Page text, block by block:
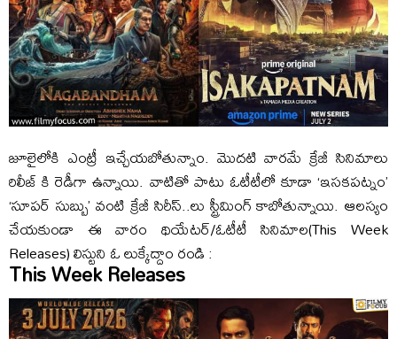
జూలైలోకి ఎంట్రీ ఇచ్చేయబోతున్నాం. మొదటి వారమే క్రేజీ సినిమాలు
రిలీజ్ కి రెడీగా ఉన్నాయి. వాటితో పాటు ఓటీటీలో కూడా ‘ఇసకపట్నం’
‘సూపర్ సుబ్బు’ వంటి క్రేజీ సిరీస్..లు స్ట్రీమింగ్ కాబోతున్నాయి. ఆలస్యం
చేయకుండా ఈ వారం థియేటర్/ఓటీటీ సినిమాల(This Week
Releases) లిస్టుని ఓ లుక్కేద్దాం రండి :
This Week Releases